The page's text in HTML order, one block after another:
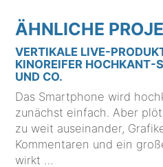
ÄHNLICHE
VERTIKALE LIVE-
KINOREIFER HOCHKANT-
UND CO.
Das Smartphone wird
zunächst einfach. Aber
zu weit auseinander,
Kommentaren und ein
wirkt …